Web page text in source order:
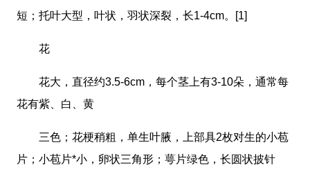
短；托叶大型，叶状，羽状深裂，长1-4cm。[1]
花
花大，直径约3.5-6cm，每个茎上有3-10朵，通常每
花有紫、白、黄
三色；花梗稍粗，单生叶腋，上部具2枚对生的小苞
片；小苞片*小，卵状三角形；萼片绿色，长圆状披针